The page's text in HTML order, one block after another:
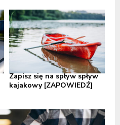
Zapisz się na spływ spływ
kajakowy [ZAPOWIEDŹ]